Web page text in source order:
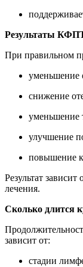
Результаты
При правильном
уменьшение
снижение
уменьшение
улучшение
повышение
Результат зависит
лечения.
Сколько длится
зависит от:
стадии